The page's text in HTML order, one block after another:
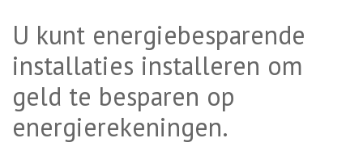
U kunt energiebesparende
installaties installeren om
geld te besparen op
energierekeningen.